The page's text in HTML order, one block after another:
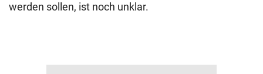
werden sollen, ist noch unklar.